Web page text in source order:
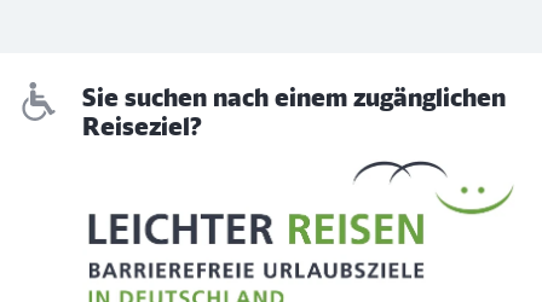
Sie suchen nach einem zugänglichen
Reiseziel?